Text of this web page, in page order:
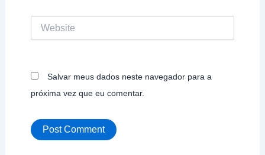
Salvar meus dados neste navegador para a
próxima vez que eu comentar.